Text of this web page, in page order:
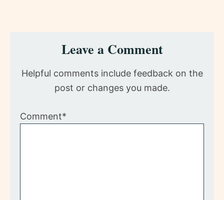
InteractionsLeave a Comment
Helpful comments include feedback on the
post or changes you made.
Comment*